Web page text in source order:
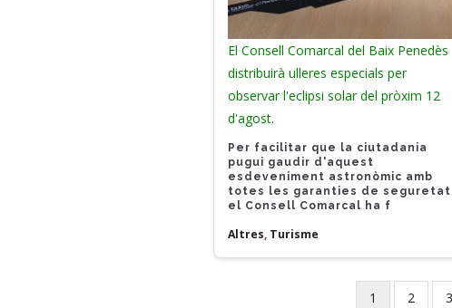
El Consell Comarcal del Baix Penedès
distribuirà ulleres especials per
observar l'eclipsi solar del pròxim 12
d'agost.
Per facilitar que la ciutadania
pugui gaudir d'aquest
esdeveniment astronòmic amb
totes les garanties de
el Consell Comarcal ha f
Altres, Turisme
Current
1 Page
2 3